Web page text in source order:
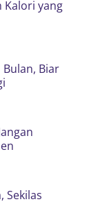
Kalori yang
Biar
Sekilas